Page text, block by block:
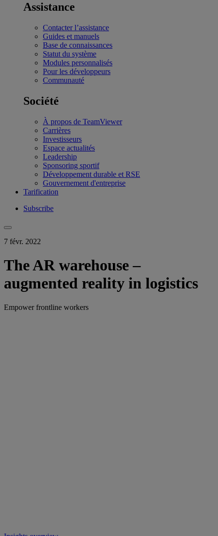
Assistance
Contacter l’assistance
Guides et manuels
Base de connaissances
Statut du système
Modules personnalisés
Pour les développeurs
Communauté
Société
À propos de TeamViewer
Carrières
Investisseurs
Espace actualités
Leadership
Sponsoring sportif
Développement durable et RSE
Gouvernement d'entreprise
Tarification
Subscribe
7 févr. 2022
The AR warehouse –
augmented reality in logistics
Empower frontline workers